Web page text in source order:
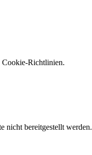
Cookie-Richtlinien.
nicht bereitgestellt werden.